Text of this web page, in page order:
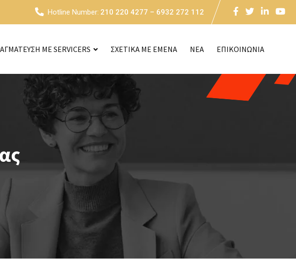
Hotline Number: 210 220 4277 – 6932 272 112
ΜΕ SERVICERS ΣΧΕΤΙΚΑ ΜΕ ΕΜΕΝΑ NEA ΕΠΙΚΟΙΝΩΝΙΑ